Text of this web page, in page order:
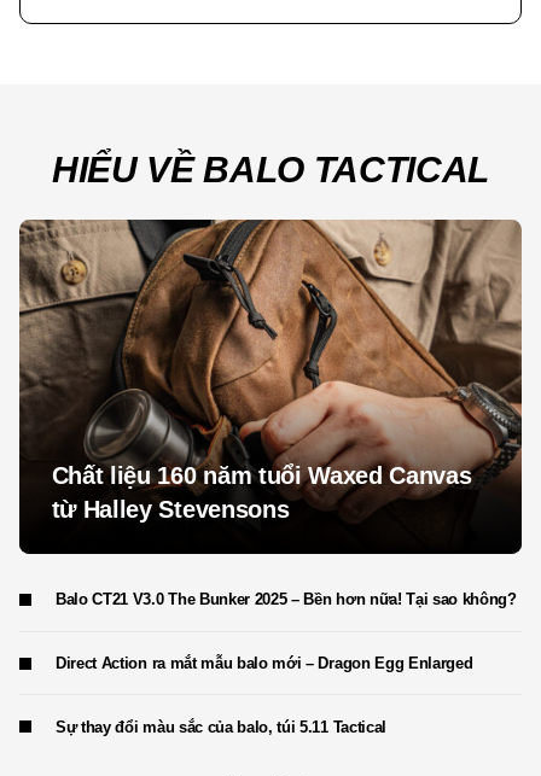
HIỂU VỀ BALO TACTICAL
Chất liệu 160 năm tuổi Waxed Canvas
từ Halley Stevensons
Balo CT21 V3.0 The Bunker 2025 – Bền hơn nữa! Tại sao không?
Direct Action ra mắt mẫu balo mới – Dragon Egg Enlarged
Sự thay đổi màu sắc của balo, túi 5.11 Tactical